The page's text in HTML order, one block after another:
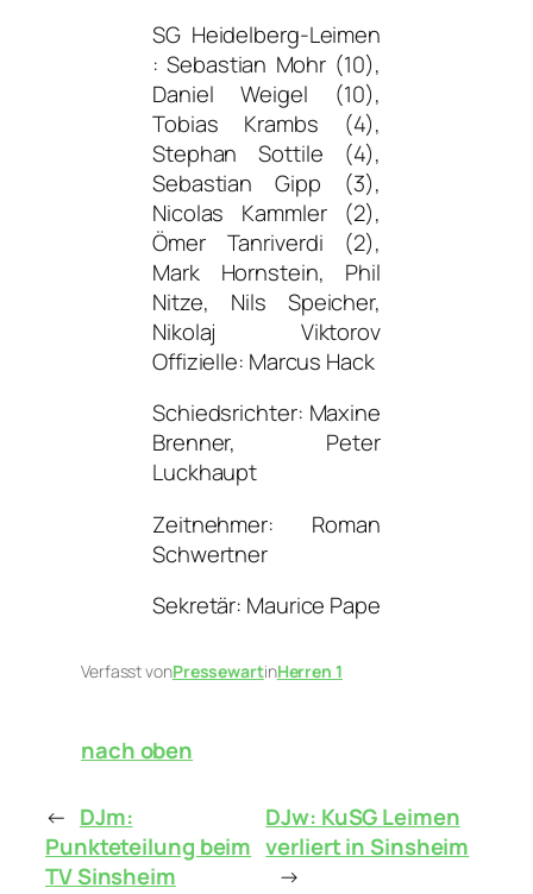
SG Heidelberg-Leimen
: Sebastian Mohr (10),
Daniel Weigel (10),
Tobias Krambs (4),
Stephan Sottile (4),
Sebastian Gipp (3),
Nicolas Kammler (2),
Ömer Tanriverdi (2),
Mark Hornstein, Phil
Nitze, Nils Speicher,
Nikolaj Viktorov
Offizielle: Marcus Hack
Schiedsrichter: Maxine
Brenner, Peter
Luckhaupt
Zeitnehmer: Roman
Schwertner
Sekretär: Maurice Pape
Verfasst vonPressewartinHerren 1
nach oben
← DJm:
Punkteteilung beim
TV Sinsheim
DJw: KuSG Leimen
verliert in Sinsheim
→